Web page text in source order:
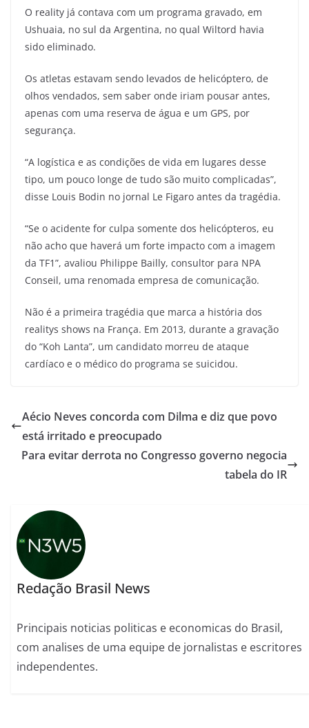
O reality já contava com um programa gravado, em
Ushuaia, no sul da Argentina, no qual Wiltord havia
sido eliminado.
Os atletas estavam sendo levados de helicóptero, de
olhos vendados, sem saber onde iriam pousar antes,
apenas com uma reserva de água e um GPS, por
segurança.
“A logística e as condições de vida em lugares desse
tipo, um pouco longe de tudo são muito complicadas”,
disse Louis Bodin no jornal Le Figaro antes da tragédia.
“Se o acidente for culpa somente dos helicópteros, eu
não acho que haverá um forte impacto com a imagem
da TF1”, avaliou Philippe Bailly, consultor para NPA
Conseil, uma renomada empresa de comunicação.
Não é a primeira tragédia que marca a história dos
realitys shows na França. Em 2013, durante a gravação
do “Koh Lanta”, um candidato morreu de ataque
cardíaco e o médico do programa se suicidou.
Aécio Neves concorda com Dilma e diz que povo
está irritado e preocupado
Para evitar derrota no Congresso governo negocia
tabela do IR
Redação Brasil News
Principais noticias politicas e economicas do Brasil,
com analises de uma equipe de jornalistas e escritores
independentes.